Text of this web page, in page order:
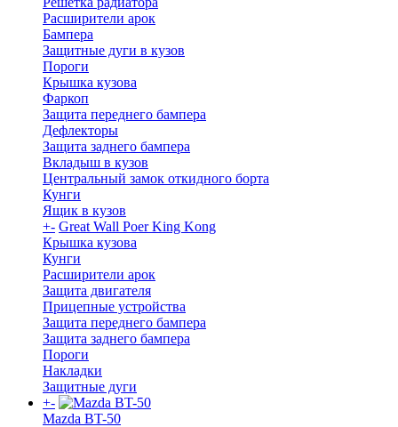
Расширители арок
Бампера
Защитные дуги в кузов
Пороги
Крышка кузова
Фаркоп
Защита переднего бампера
Дефлекторы
Защита заднего бампера
Вкладыш в кузов
Центральный замок откидного борта
Кунги
Ящик в кузов
+- Great Wall Poer King Kong
Крышка кузова
Кунги
Расширители арок
Защита двигателя
Прицепные устройства
Защита переднего бампера
Защита заднего бампера
Пороги
Накладки
Защитные дуги
+-
Mazda BT-50